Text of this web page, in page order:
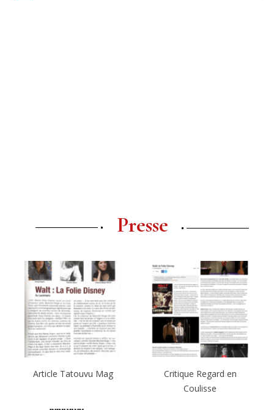
Presse
Article Tatouvu Mag
Critique Regard en
Coulisse